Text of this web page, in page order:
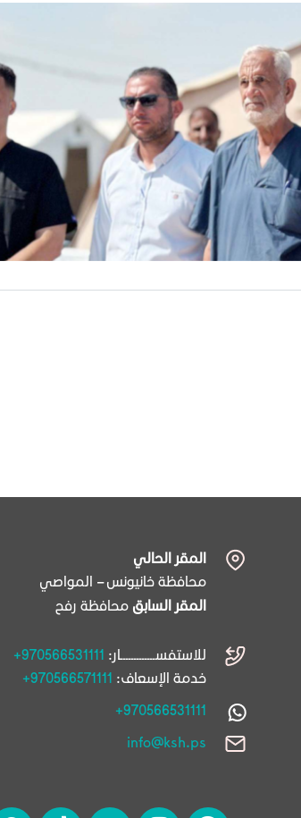
المقر الحالي
محافظة خانيونس – المواصي
المقر السابق محافظة رفح
للاستفســـــــــــــار: +970566531111
خدمة الإسعاف: +970566571111
+970566531111
info@ksh.ps